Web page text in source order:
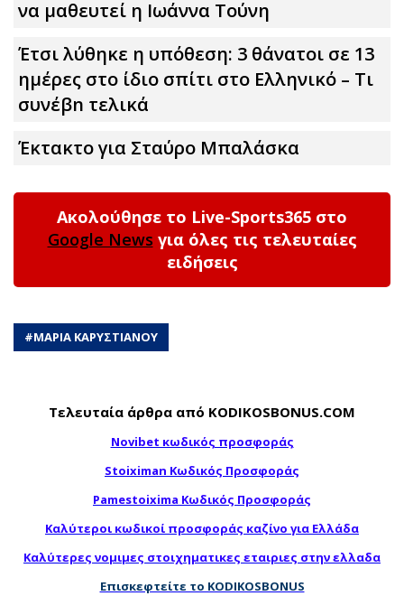
να μαθευτεί η Ιωάννα Τούνη
Έτσι λύθηκε η υπόθεση: 3 θάνατοι σε 13
ημέρες στο ίδιο σπίτι στο Ελληνικό – Τι
συνέβn τελικά
Έκτακτο για Σταύρο Μπαλάσκα
Ακολούθησε το Live-Sports365 στο
Google News για όλες τις τελευταίες
ειδήσεις
#ΜΑΡΙΑ ΚΑΡΥΣΤΙΑΝΟΥ
Τελευταία άρθρα από KODIKOSBONUS.COM
Novibet κωδικός προσφοράς
Stoiximan Κωδικός Προσφοράς
Pamestoixima Κωδικός Προσφοράς
Καλύτεροι κωδικοί προσφοράς καζίνο για Ελλάδα
Καλύτερες νομιμες στοιχηματικες εταιριες στην ελλαδα
Επισκεφτείτε το KODIKOSBONUS